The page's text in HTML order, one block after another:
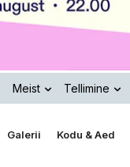
Meist Tellimine
Galerii Kodu & Aed